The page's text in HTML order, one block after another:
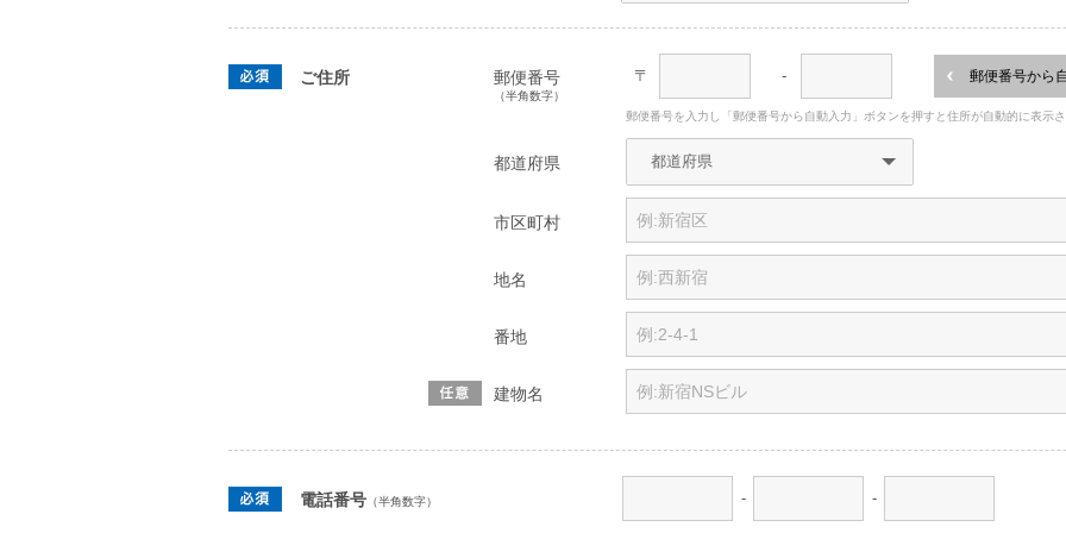
ご住所 郵便番号
（半角数字）
〒 - 郵便番号から
郵便番号を入力し「郵便番号から自動入力」ボタンを押すと住所が自動的に表示さ
都道府県
市区町村
地名
番地
建物名
電話番号 （半角数字） - -